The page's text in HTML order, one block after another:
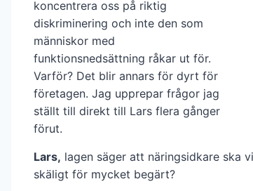
koncentrera oss på riktig
diskriminering och inte den som
människor med
funktionsnedsättning råkar ut för.
Varför? Det blir annars för dyrt för
företagen. Jag upprepar frågor jag
ställt till direkt till Lars flera gånger
förut.
Lars, lagen säger att näringsidkare ska
skäligt för mycket begärt?